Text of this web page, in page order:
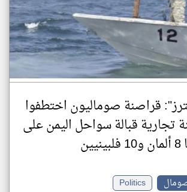
قراصنة صوماليون اختطفوا
تجارية قبالة سواحل اليمن على
Politics